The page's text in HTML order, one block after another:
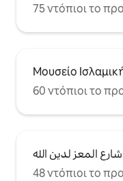
75 ντόπιοι το
Μουσείο
60 ντόπιοι το
شارع المعز لدين الله
48 ντόπιοι το